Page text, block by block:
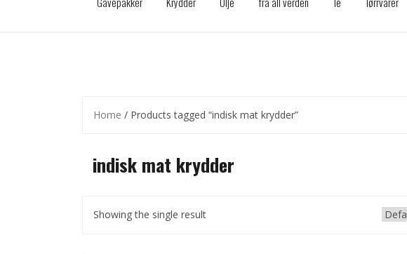
Home / Products tagged “indisk mat krydder”
indisk mat krydder
Showing the single result